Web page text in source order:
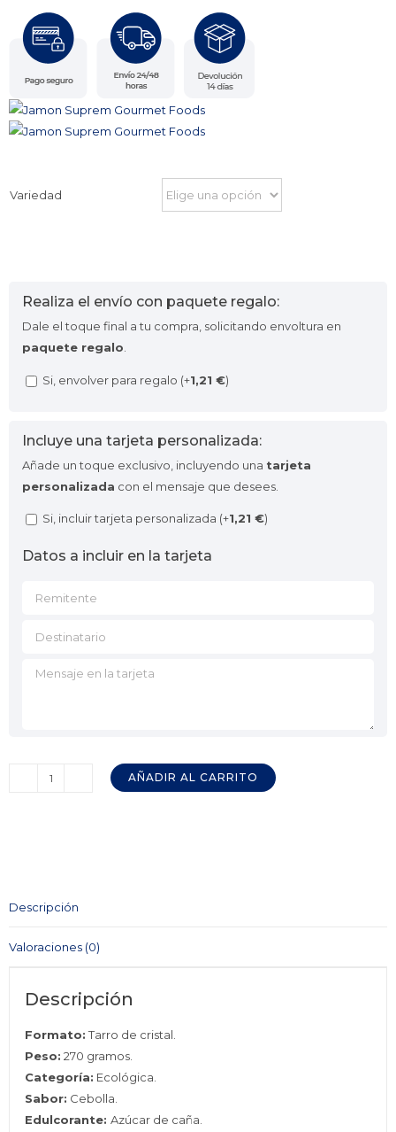
Variedad
Realiza el envío con paquete regalo:
Dale el toque final a tu compra, solicitando envoltura en
paquete regalo
Si, envolver para regalo (+1,21 €)
Incluye una tarjeta personalizada:
Añade un toque exclusivo, incluyendo una tarjeta
personalizada con el mensaje que desees.
Si, incluir tarjeta personalizada (+1,21 €)
Datos a incluir en la tarjeta
Mermelada
AÑADIR AL CARRITO
Descripción
Valoraciones (0)
Descripción
Formato:Tarro de cristal.
Peso: 270 gramos.
Categoría: Ecológica.
Sabor: Cebolla.
Edulcorante:Azúcar de caña.